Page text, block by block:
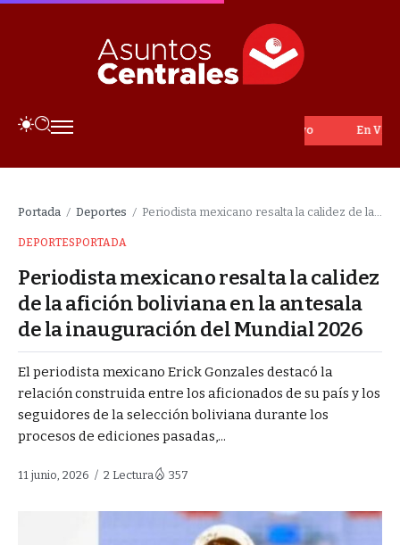
Portada / Deportes / Periodista mexicano resalta la calidez de la afición boliviana en la antesala de la inauguración del Mundial 2026
DEPORTESPORTADA
Periodista mexicano resalta la calidez
de la afición boliviana en la antesala
de la inauguración del Mundial 2026
El periodista mexicano Erick Gonzales destacó la
relación construida entre los aficionados de su país y los
seguidores de la selección boliviana durante los
procesos de ediciones pasadas,...
11 junio, 2026 2 Lectura 357